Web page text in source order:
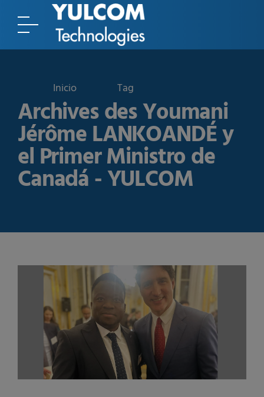
Tag
Archives des Youmani
Jérôme LANKOANDÉ y
el Primer Ministro de
Canadá - YULCOM